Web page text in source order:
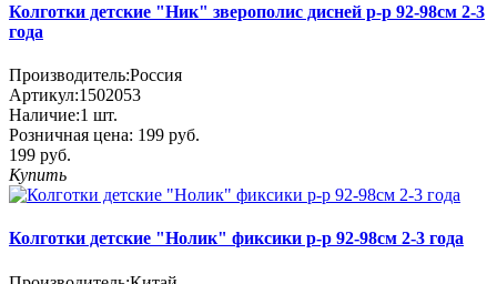
Колготки детские "Ник" зверополис дисней р-р 92-98см 2-3
года
Производитель:Россия
Артикул:1502053
Наличие:1 шт.
Розничная цена: 199 руб.
199 руб.
Купить
Колготки детские "Нолик" фиксики р-р 92-98см 2-3 года